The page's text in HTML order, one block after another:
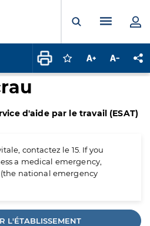
Ouvrir laMenu
Connectez-vous
Augmenter la
d'aide par le travail (ESAT)
contactez le 15. If you
a medical emergency,
national emergency
L'ÉTABLISSEMENT